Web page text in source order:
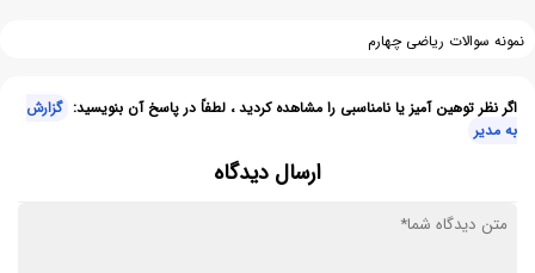
نمونه سوالات ریاضی چهارم
اگر نظر توهین آمیز یا نامناسبی را مشاهده کردید ، لطفاً در پاسخ آن بنویسید: گزارش
به مدیر
ارسال دیدگاه